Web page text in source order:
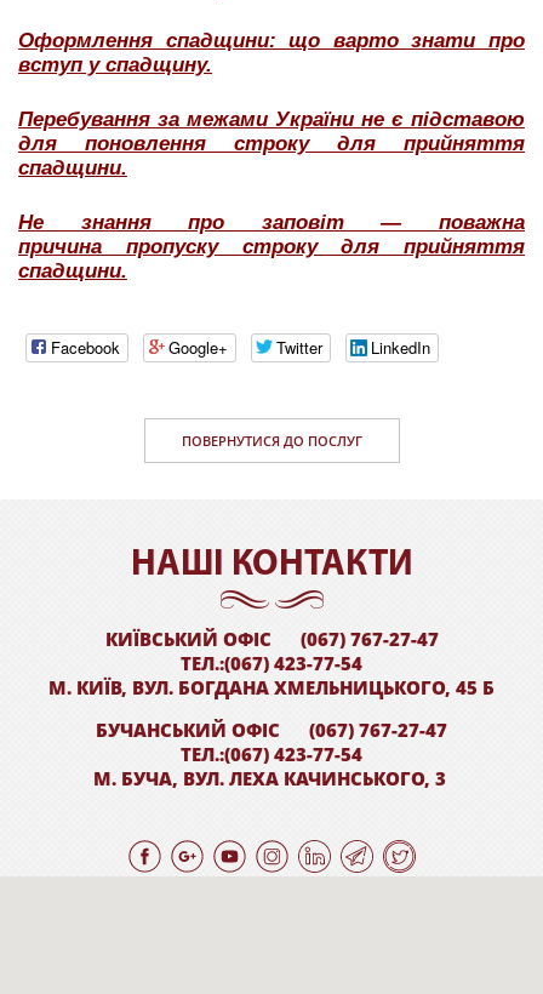
Оформлення спадщини: що варто знати про
вступ у спадщину.
Перебування за межами України не є підставою
для поновлення строку для прийняття
спадщини.
Не знання про заповіт — поважна
причина пропуску строку для прийняття
спадщини.
Facebook Google+ Twitter LinkedIn
ПОВЕРНУТИСЯ ДО ПОСЛУГ
НАШI КОНТАКТИ
КИЇВСЬКИЙ ОФІС
(067) 767-27-47
ТЕЛ.:(067) 423-77-54
М. КИЇВ, ВУЛ. БОГДАНА ХМЕЛЬНИЦЬКОГО, 45 Б
БУЧАНСЬКИЙ ОФІС
(067) 767-27-47
ТЕЛ.:(067) 423-77-54
М. БУЧА, ВУЛ. ЛЕХА КАЧИНСЬКОГО, 3